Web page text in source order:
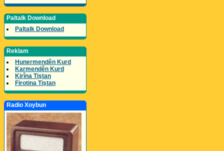
Paltalk Download
Paltalk Download
Reklam
Hunermendên Kurd
Karmendên Kurd
Kirîna Tiştan
Firotina Tiştan
Radio Xoybun